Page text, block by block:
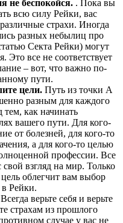
не беспокойся. . Пока вы
всю силу Рейки, вас
страхи. Иногда
разных небылиц про
Секта Рейки) могут
Это все не соответствует
– вот, что важно по-
пути.
цели. Путь из точки А
разным для каждого
тем, как начинать
вашего пути. Для кого-
от болезней, для кого-то
а для кого-то целью
профессии. Все
взгляд на мир. Только
облегчит вам выбор
в Рейки.
Всегда верьте себя и верьте
страхам из прошлого
случае у вас не